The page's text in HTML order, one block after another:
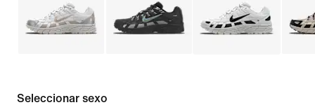
Seleccionar sexo